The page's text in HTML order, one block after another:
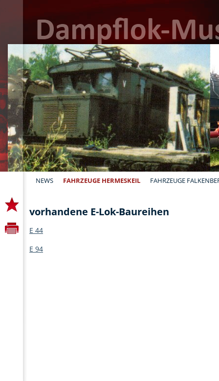
NEWS FAHRZEUGE HERMESKEIL FAHRZEUGE
vorhandene E-Lok-Baureihen
E 44
E 94